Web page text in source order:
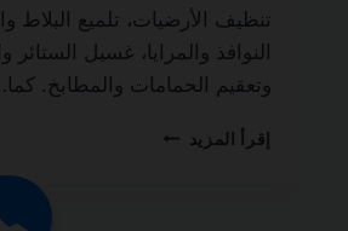
تنظيف الأرضيات، تلميع البلاط
النوافذ والمرايا، غسيل الستائر
وتعقيم الحمامات والمطابخ.
إقرأ المزيد شركة